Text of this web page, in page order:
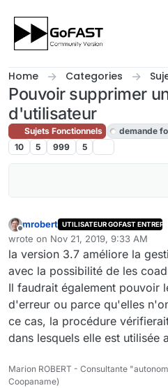
Home Categories
Pouvoir supprimer
d'utilisateur
Sujets Fonctionnels
demande
10
5 999 5
Offline
mrobert UTILISATEUR GOFAST
wrote on Nov 21, 2019, 9:33 AM
last edited by cpotterNov 21, 2019,
la version 3.7 améliore la
avec la possibilité de les
Il faudrait également pouvoir
d'erreur ou parce qu'elles
ce cas, la procédure
dans lesquels elle est utilisée
Marion ROBERT - Consultante
Coopaname)